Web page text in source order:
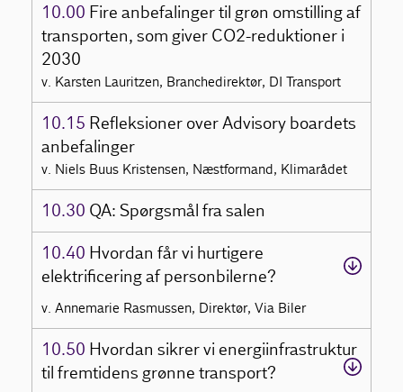
10.00 Fire anbefalinger til grøn omstilling af
transporten, som giver CO2-reduktioner i
2030
v. Karsten Lauritzen, Branchedirektør, DI Transport
10.15 Refleksioner over Advisory boardets
anbefalinger
v. Niels Buus Kristensen, Næstformand, Klimarådet
10.30 QA: Spørgsmål fra salen
10.40 Hvordan får vi hurtigere
elektrificering af personbilerne?
v. Annemarie Rasmussen, Direktør, Via Biler
10.50 Hvordan sikrer vi energiinfrastruktur
til fremtidens grønne transport?